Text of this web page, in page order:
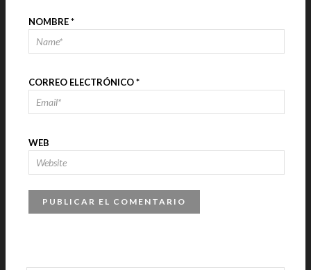
NOMBRE*
CORREO ELECTRÓNICO*
WEB